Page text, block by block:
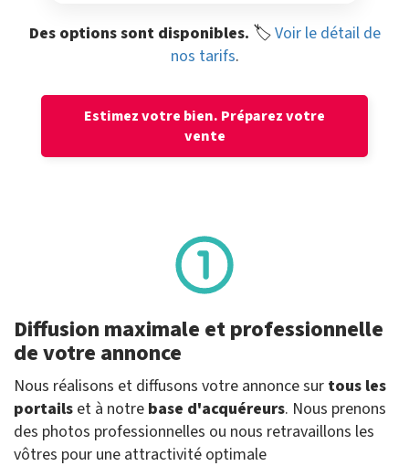
Des options sont disponibles. 🏷️Voir le détail de
nos tarifs.
Estimez votre bien. Préparez votre
vente
Diffusion maximale et professionnelle
de votre annonce
Nous réalisons et diffusons votre annonce sur tous les
portails et à notre base d'acquéreurs. Nous prenons
des photos professionnelles ou nous retravaillons les
vôtres pour une attractivité optimale